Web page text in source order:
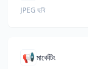
JPEG ছবি
📢মার্কেটিং